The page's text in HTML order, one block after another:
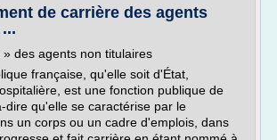
de carrière des agents
des agents non titulaires
française, qu'elle soit d'État,
est une fonction publique de
dire qu'elle se caractérise par le
un corps ou un cadre d'emplois, dans